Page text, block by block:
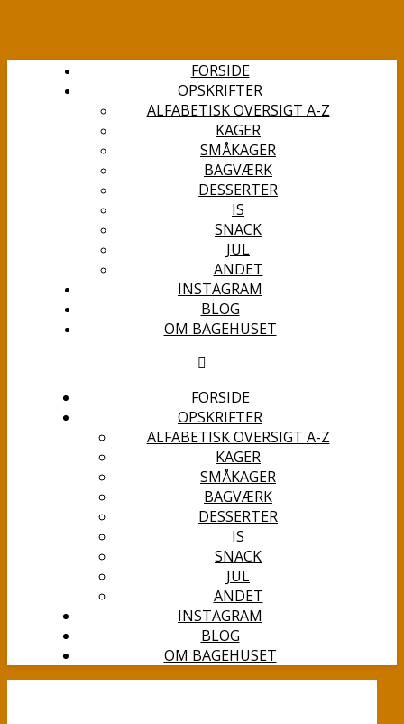
FORSIDE
OPSKRIFTER
ALFABETISK OVERSIGT A-Z
KAGER
SMÅKAGER
BAGVÆRK
DESSERTER
IS
SNACK
JUL
ANDET
INSTAGRAM
BLOG
OM BAGEHUSET
FORSIDE
OPSKRIFTER
ALFABETISK OVERSIGT A-Z
KAGER
SMÅKAGER
BAGVÆRK
DESSERTER
IS
SNACK
JUL
ANDET
INSTAGRAM
BLOG
OM BAGEHUSET